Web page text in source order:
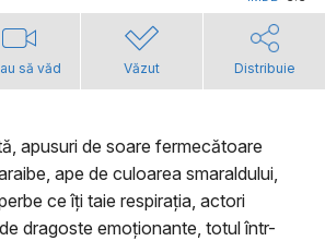
să văd Văzut Distribuie
apusuri de soare fermecătoare
ape de culoarea smaraldului,
ce îți taie respirația, actori
dragoste emoționante, totul într-